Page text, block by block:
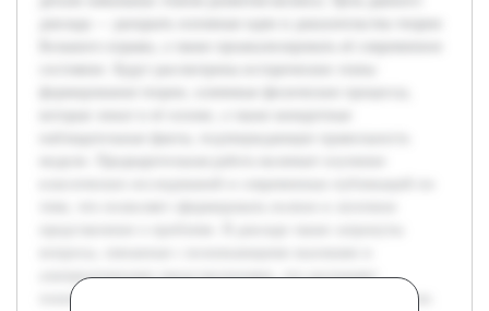
альтернативными представлениями, что расширяет
понимание текущего уровня знаний в области космологии.